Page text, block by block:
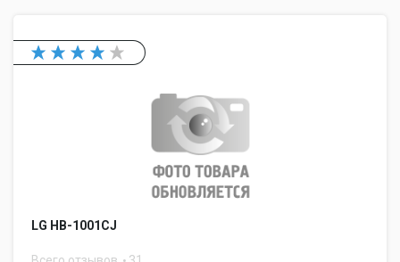
LG HB-1001CJ